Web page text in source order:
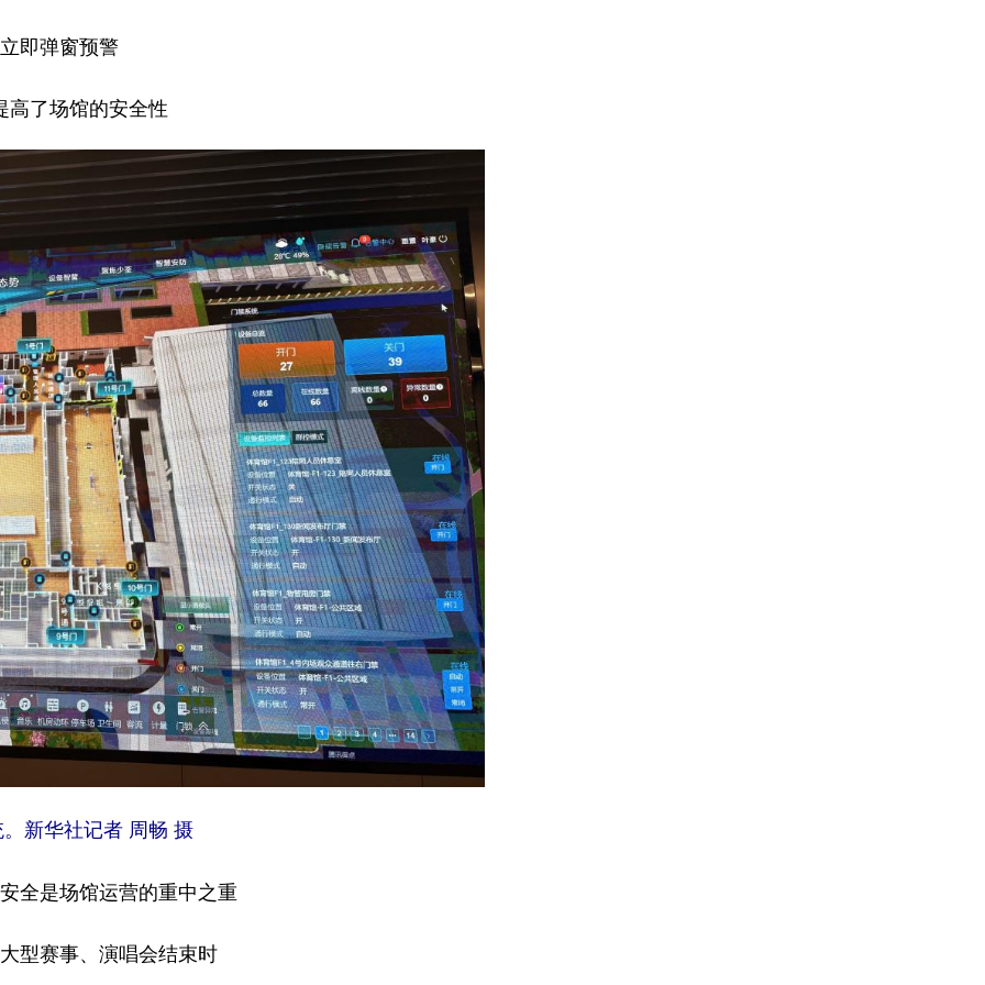
立即弹窗预警
高了场馆的安全性
新华社记者 周畅 摄
全是场馆运营的重中之重
型赛事、演唱会结束时